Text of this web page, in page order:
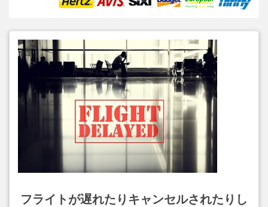
フライトが遅れたりキャンセルされたりし